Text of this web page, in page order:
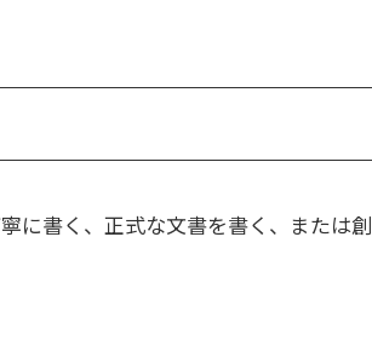
に書く、正式な文書を書く、または創